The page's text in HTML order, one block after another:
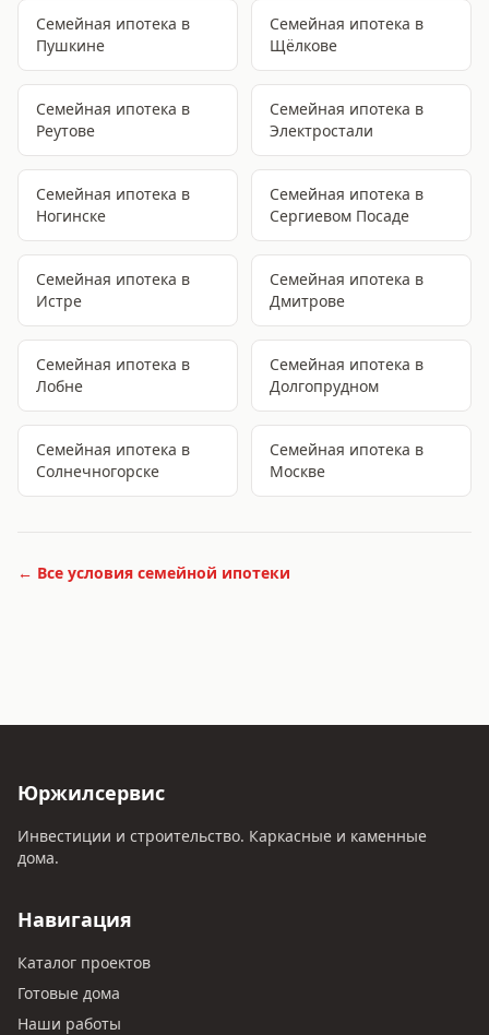
Семейная ипотека в
Пушкине
Семейная ипотека в
Щёлкове
Семейная ипотека в
Реутове
Семейная ипотека в
Электростали
Семейная ипотека в
Ногинске
Семейная ипотека в
Сергиевом Посаде
Семейная ипотека в
Истре
Семейная ипотека в
Дмитрове
Семейная ипотека в
Лобне
Семейная ипотека в
Долгопрудном
Семейная ипотека в
Солнечногорске
Семейная ипотека в
Москве
← Все условия семейной ипотеки
Юржилсервис
Инвестиции и строительство. Каркасные и каменные
дома.
Навигация
Каталог проектов
Готовые дома
Наши работы